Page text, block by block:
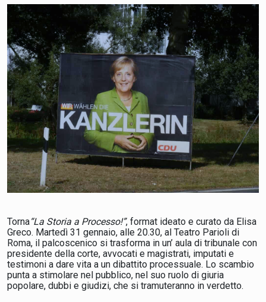
Torna“La Storia a Processo!”, format ideato e curato da Elisa
Greco. Martedì 31 gennaio, alle 20.30, al Teatro Parioli di
Roma, il palcoscenico si trasforma in un’ aula di tribunale con
presidente della corte, avvocati e magistrati, imputati e
testimoni a dare vita a un dibattito processuale. Lo scambio
punta a stimolare nel pubblico, nel suo ruolo di giuria
popolare, dubbi e giudizi, che si tramuteranno in verdetto.